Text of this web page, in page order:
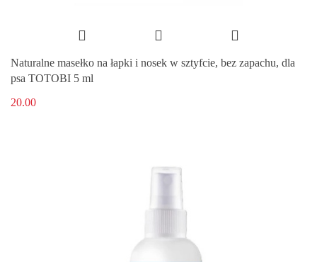
Naturalne masełko na łapki i nosek w sztyfcie, bez zapachu, dla
psa TOTOBI 5 ml
20.00